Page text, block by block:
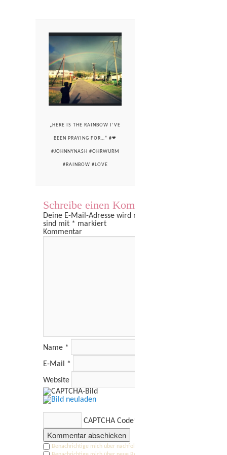
„HERE IS THE RAINBOW I’VE
BEEN PRAYING FOR…“ #❤
#JOHNNYNASH #OHRWURM
#RAINBOW #LOVE
Schreibe einen Kommentar
Deine E-Mail-Adresse wird nicht veröffentlicht.
sind mit * markiert
Kommentar
Name *
E-Mail
*
Website
CAPTCHA Code*
Benachrichtige mich über nachfolgende Kommentare via E-Mail.